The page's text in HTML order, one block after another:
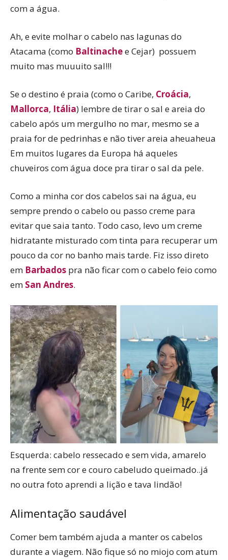
com a água.
Ah, e evite molhar o cabelo nas lagunas do
Atacama (como Baltinachee Cejar) possuem
muito mas muuuito sal!!!
Se o destino é praia (como o Caribe, Croácia,
Mallorca, Itália) lembre de tirar o sal e areia do
cabelo após um mergulho no mar, mesmo se a
praia for de pedrinhas e não tiver areia aheuaheua
Em muitos lugares da Europa há aqueles
chuveiros com água doce pra tirar o sal da pele.
Como a minha cor dos cabelos sai na água, eu
sempre prendo o cabelo ou passo creme para
evitar que saia tanto. Todo caso, levo um creme
hidratante misturado com tinta para recuperar um
pouco da cor no banho mais tarde. Fiz isso direto
em Barbados pra não ficar com o cabelo feio como
em San Andres.
Esquerda: cabelo ressecado e sem vida, amarelo
na frente sem cor e couro cabeludo queimado..já
no outra foto aprendi a lição e tava lindão!
Alimentação saudável
Comer bem também ajuda a manter os cabelos
durante a viagem. Não fique só no miojo com atum